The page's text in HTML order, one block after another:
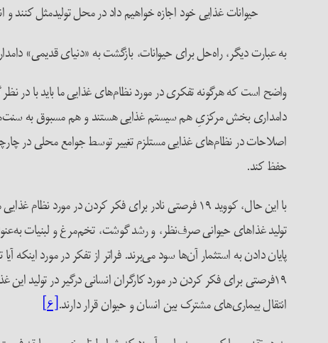
حیوانات غذایی خود اجازه خواهیم داد در محل تولید‌مثل کنند و
به عبارت دیگر، راه‌حل برای حیوانات، بازگشت به «دنیای قدیمی»
واضح است که هرگونه تفکری در مورد نظام‌های غذایی ما باید با در
دامداری بخش مرکزیِ هم سیستم غذایی هستند و هم مسبوق به سنت‌ها و
اصلاحات در نظام‌های غذایی مستلزم تغییر توسط جوامع محلی در
حفظ کند.
با این حال، کووید ۱۹ فرصتی نادر برای فکر کردن در مورد نظام غذایی موجود و مرکزیت مشکل‌ساز حیوانات در آن ارائه می‌دهد.
تولید غذاهای حیوانی صرف‌نظر، و رشد گوشت، تخم‌مرغ و لبنیات
پایان دادن به استثمار آن‌ها سود می‌برند. فراتر از تفکر در مورد اینکه
۱۹فرصتی برای فکر کردن در مورد کارگران انسانی درگیر در تولید
انتقال بیماری‌های مشترک بین انسان و حیوان قرار دارند.[۶]